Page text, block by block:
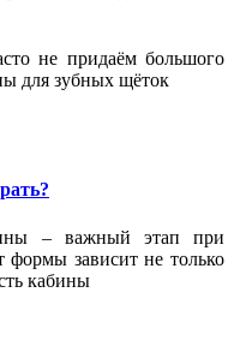
не придаём большого
для зубных щёток
– важный этап при
зависит не только
кабины